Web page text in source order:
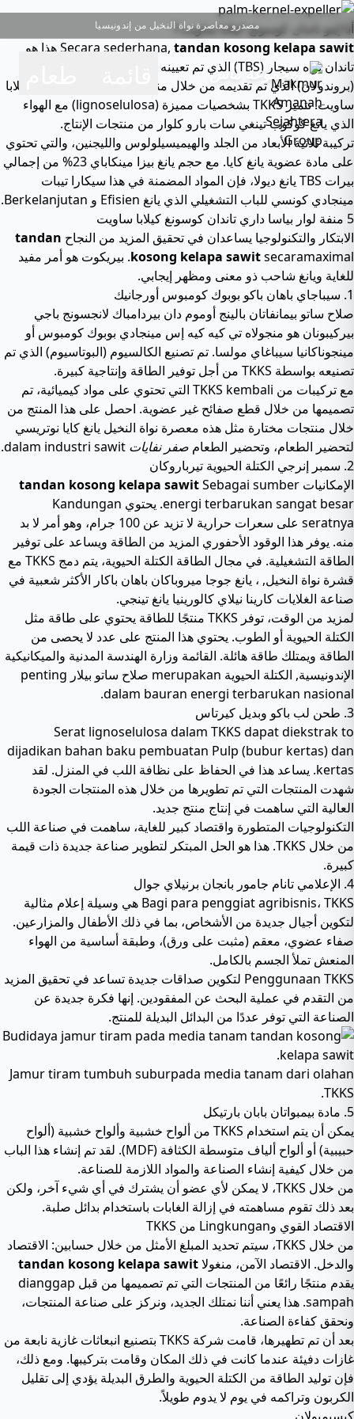
مصدرو معاصرة نواة النخيل من إندونيسيا
مجموعة ماس
أبا إيتو تاندان كوسونج كيلابا ساويت؟
Secara sederhana, tandan kosong kelapa sawit
هذا هو
تاندان بواه سيجار (TBS) الذي تم تعيينه من قبل جميع الأشخاص
(بروندولان) الذي تم تقديمه من خلال منهجيات سليمة من بابريك كيلابا
ساويت. تتميز TKKS بشخصيات مميزة (lignoselulosa) مع الهواء
الذي يانغ كوكوب تينغي سات بارو كلوار من منتجات الإنتاج.
تركيبة ثلاثية الأبعاد من الجلد والهيميسيلولوس والليجنين، والتي تحتوي
على مادة عضوية يانغ كايا. مع حجم يانغ بيزا مينكاباي 23% من إجمالي
بيرات TBS يانغ ديولا، فإن المواد المضمنة في هذا سيكارا تيبات
مينجادي كونسي للباب التشغيلي الذي يانغ Efisien و Berkelanjutan.
5 منفة لوار بياسا داري تاندان كوسونغ كيلابا ساويت
الابتكار والتكنولوجيا يساعدان في تحقيق المزيد من النجاح tandan
kosong kelapa sawitsecaramaximal. بيريكوت هو أمر مفيد
للغاية ويانغ شاحب ذو معنى ومظهر إيجابي.
1. سيباجاي باهان باكو بوبوك كومبوس أورجانيك
صلاح ساتو بيمانفاتان بالينج أوموم دان بيردامباك لانجسونج باجي
بيركيبونان هو منجولاه تي كيه كيه إس مينجادي بوبوك كومبوس أو
مينجوناكانيا سيباغاي مولسا. تم تصنيع الكالسيوم (البوتاسيوم) الذي تم
تصنيعه بواسطة TKKS من أجل توفير الطاقة وإنتاجية كبيرة.
مع تركيبات من TKKS kembali التي تحتوي على مواد كيميائية، تم
تصميمها من خلال قطع صفائح غير عضوية. احصل على هذا المنتج من
خلال منتجات مختارة مثل هذه معصرة نواة النخيل يانغ كايا نوتريسي
لتحضير الطعام، وتحضير الطعام صفر نفايات
2. سمبر إنرجي الكتلة الحيوية تيرباروكان
الإمكانيات
tandan kosong kelapa sawitSebagai sumber
energi terbarukan sangat besar. يحتوي Kandungan
seratnya على سعرات حرارية لا تزيد عن 100 جرام، وهو أمر لا بد
منه. يوفر هذا الوقود الأحفوري المزيد من الطاقة ويساعد على توفير
الطاقة التشغيلية. في مجال الطاقة الكتلة الحيوية، يتم دمج TKKS مع
قشرة نواة النخيل, ، يانغ جوجا ميروباكان باهان باكار الأكثر شعبية في
صناعة الغلايات كارينا نيلاي كالورينيا يانغ تينجي.
لمزيد من الوقت، توفر TKKS منتجًا للطاقة يحتوي على طاقة مثل
الكتلة الحيوية أو الطوب. يحتوي هذا المنتج على عدد لا يحصى من
الطاقة ويمتلك طاقة هائلة. القائمة وزارة الهندسة المدنية والميكانيكية
الإندونيسية
, الكتلة الحيوية merupakan صلاح ساتو بيلار penting
dalam bauran energi terbarukan nasional.
3. طحن لب باكو وبديل كيرتاس
Serat lignoselulosa dalam TKKS dapat diekstrak to
dijadikan bahan baku pembuatan Pulp (bubur kertas) dan
kertas. يساعد هذا في الحفاظ على نظافة اللب في المنزل. لقد
شهدت المنتجات التي تم تطويرها من خلال هذه المنتجات الجودة
العالية التي ساهمت في إنتاج منتج جديد.
التكنولوجيات المتطورة واقتصاد كبير للغاية، ساهمت في صناعة اللب
من خلال TKKS. هذا هو الحل المبتكر لتطوير صناعة جديدة ذات قيمة
كبيرة.
4. الإعلامي تانام جامور بانجان برنيلاي جوال
Bagi para penggiat agribisnis، TKKS هي وسيلة إعلام مثالية
لتكوين أجيال جديدة من الأشخاص، بما في ذلك الأطفال والمزارعين.
صفاء عضوي، معقم (مثبت على ورق)، وطبقة أساسية من الهواء
المنعش تملأ الجسم بالكامل.
Penggunaan TKKS لتكوين صداقات جديدة تساعد في تحقيق المزيد
من التقدم في عملية البحث عن المفقودين. إنها فكرة جديدة عن
الصناعة التي توفر عددًا من البدائل البديلة للمنتج.
Jamur tiram tumbuh suburpada media tanam dari olahan
TKKS.
5. مادة بيمبواتان بابان بارتيكل
يمكن أن يتم استخدام TKKS من ألواح خشبية وألواح خشبية (ألواح
حبيبية) أو ألواح ألياف متوسطة الكثافة (MDF). لقد تم إنشاء هذا الباب
من خلال كيفية إنشاء الصناعة والمواد اللازمة للصناعة.
من خلال TKKS، لا يمكن لأي عضو أن يشترك في أي شيء آخر، ولكن
بعد ذلك تقوم مساهمته في إزالة الغابات باستخدام بدائل صلبة.
الاقتصاد القوي وLingkungan من TKKS
من خلال TKKS، سيتم تحديد المبلغ الأمثل من خلال حسابين: الاقتصاد
والدخل. الاقتصاد الآمن، منغولاtandan kosong kelapa sawit
يقدم منتجًا رائعًا من المنتجات التي تم تصميمها من قبل dianggap
sampah. هذا يعني أننا نمتلك الجديد، ونركز على صناعة المنتجات،
ونحقق كفاءة الصناعة.
بعد أن تم تطهيرها، قامت شركة TKKS بتصنيع انبعاثات غازية نابعة من
غازات دفيئة عندما كانت في ذلك المكان وقامت بتركيبها. ومع ذلك،
فإن توليد الطاقة من الكتلة الحيوية والطرق البديلة يؤدي إلى تقليل
الكربون وتراكمه في يوم لا يدوم طويلاً.